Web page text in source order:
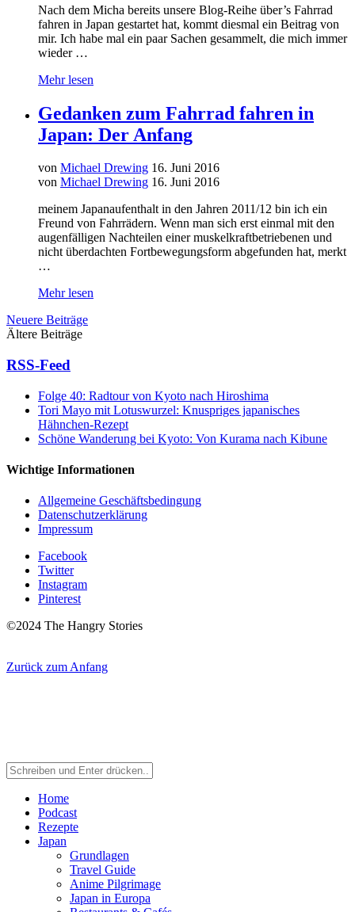
Nach dem Micha bereits unsere Blog-Reihe über’s Fahrrad
fahren in Japan gestartet hat, kommt diesmal ein Beitrag von
mir. Ich habe mal ein paar Sachen gesammelt, die mich immer
wieder …
Mehr lesen
Gedanken zum Fahrrad fahren in
Japan: Der Anfang
von Michael Drewing 16. Juni 2016
von Michael Drewing 16. Juni 2016
meinem Japanaufenthalt in den Jahren 2011/12 bin ich ein
Freund von Fahrrädern. Wenn man sich erst einmal mit den
augenfälligen Nachteilen einer muskelkraftbetriebenen und
nicht überdachten Fortbewegungsform abgefunden hat, merkt
…
Mehr lesen
Neuere Beiträge
Ältere Beiträge
RSS-Feed
Folge 40: Radtour von Kyoto nach Hiroshima
Tori Mayo mit Lotuswurzel: Knuspriges japanisches
Hähnchen-Rezept
Schöne Wanderung bei Kyoto: Von Kurama nach Kibune
Wichtige Informationen
Allgemeine Geschäftsbedingung
Datenschutzerklärung
Impressum
Facebook
Twitter
Instagram
Pinterest
©2024 The Hangry Stories
Zurück zum Anfang
Home
Podcast
Rezepte
Japan
Grundlagen
Travel Guide
Anime Pilgrimage
Japan in Europa